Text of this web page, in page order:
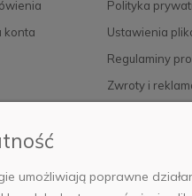
konta
Polityka
Ustawienia
Regulaminy
Zwroty i
© 2025
umożliwiają poprawne